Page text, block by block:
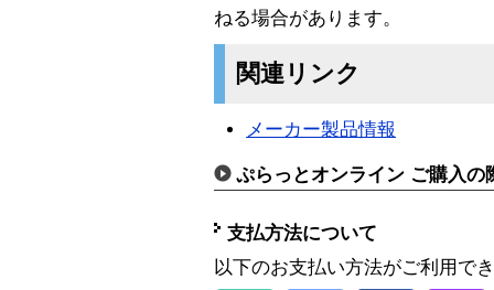
ねる場合があります。
関連リンク
メーカー製品情報
ぷらっとオンライン ご購入の
支払方法について
以下のお支払い方法がご利用で